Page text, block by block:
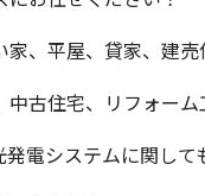
、平屋、貸家、建売
古住宅、リフォーム
電システムに関して